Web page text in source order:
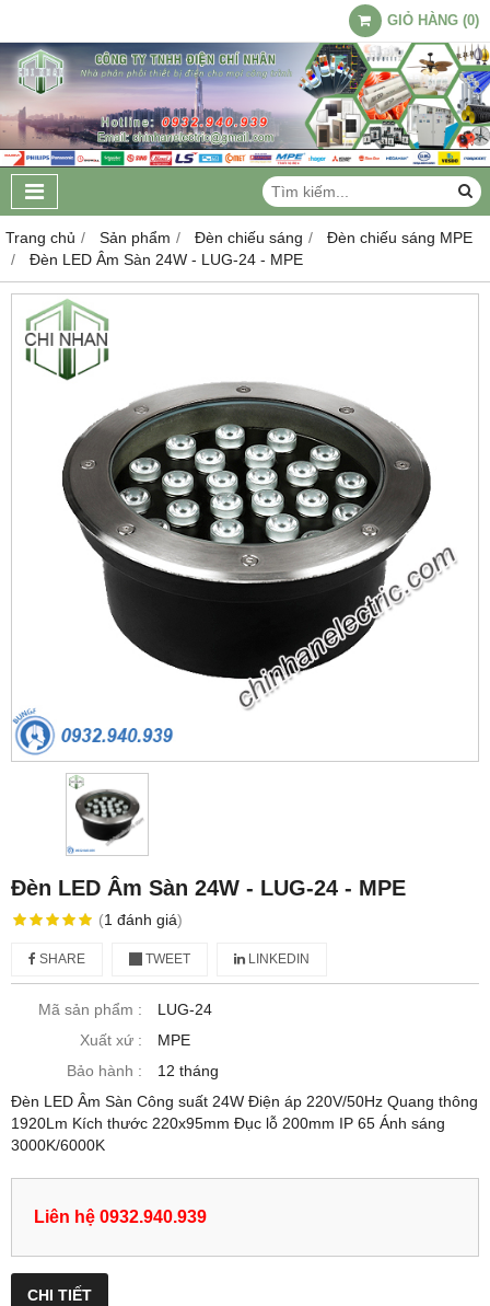
GIỎ HÀNG (0)
Trang chủ Sản phẩm Đèn chiếu sáng
Đèn chiếu sáng MPE
Đèn LED Âm Sàn 24W - LUG-24 - MPE
Đèn LED Âm Sàn 24W - LUG-24 - MPE
(1 đánh giá)
SHARE TWEET LINKEDIN
Mã sản phẩm :
LUG-24
Xuất xứ :
MPE
Bảo hành :
12 tháng
Đèn LED Âm Sàn Công suất 24W Điện áp 220V/50Hz Quang thông
1920Lm Kích thước 220x95mm Đục lỗ 200mm IP 65 Ánh sáng
3000K/6000K
Liên hệ 0932.940.939
CHI TIẾT